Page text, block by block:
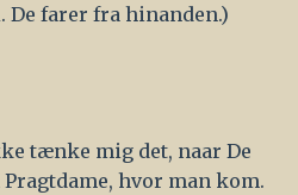
De farer fra hinanden.)
tænke mig det, naar De
hvor man kom.